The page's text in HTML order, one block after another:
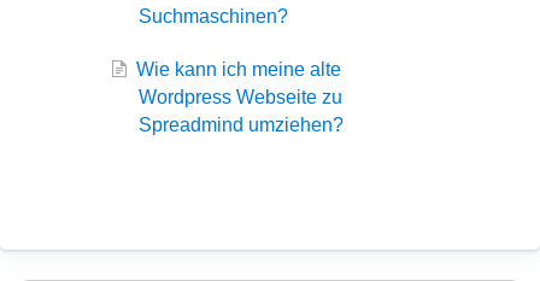
Suchmaschinen?
Wie kann ich meine alte
Wordpress Webseite zu
Spreadmind umziehen?